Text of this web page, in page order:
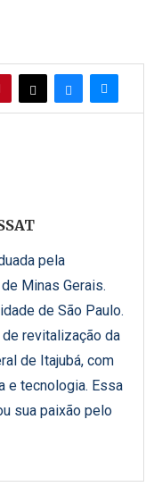
pela
Minas Gerais.
de São Paulo.
revitalização da
de Itajubá, com
e tecnologia. Essa
sua paixão pelo